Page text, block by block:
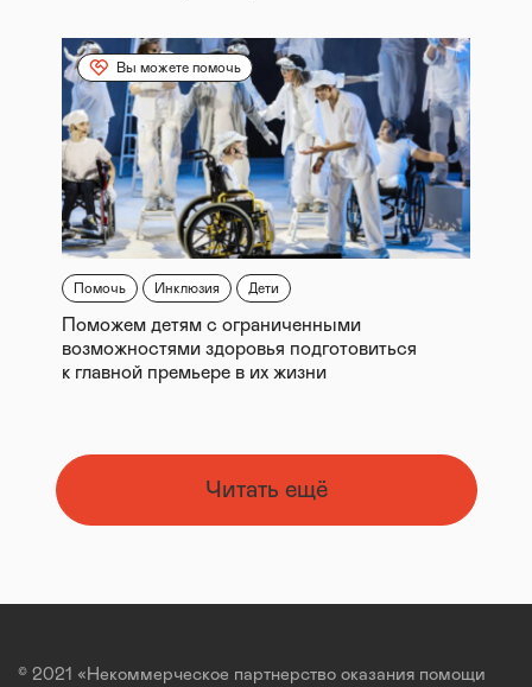
Вы можете помочь
Помочь Инклюзия Дети
Поможем детям с ограниченными
возможностями здоровья подготовиться
к главной премьере в их жизни
Читать ещё
© 2021 «Некоммерческое партнерство оказания помощи